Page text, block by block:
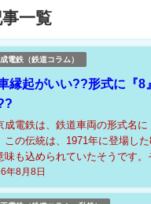
一覧
電鉄（鉄道コラム）
縁起がいい??形式に『8
年8月8日
成電鉄は、鉄道車両の形式名
この伝統は、1971年に登場し
味も込められていたそうです。
から始まる車両が次々と登場...